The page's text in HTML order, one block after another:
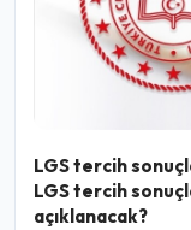
LGS tercih
LGS tercih
açıklanacak?